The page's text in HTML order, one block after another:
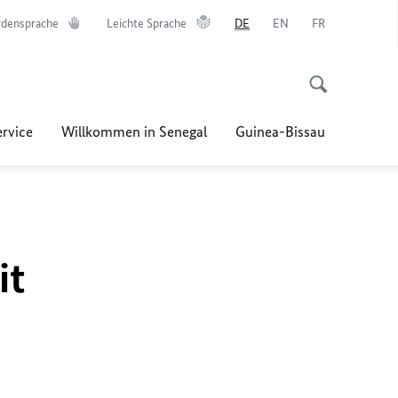
Leichte Sprache DE EN FR
Willkommen in Senegal Guinea-Bissau